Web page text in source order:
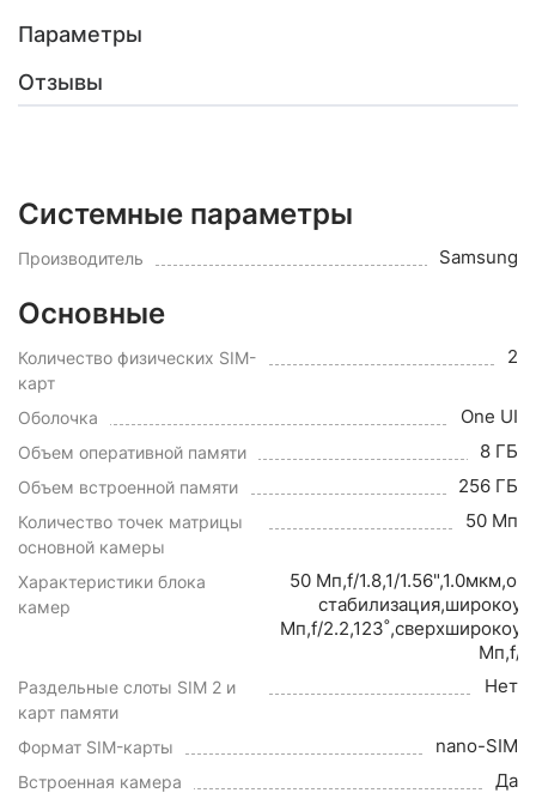
Параметры
Отзывы
Системные параметры
Производитель Samsung
Основные
Количество физических SIM-
карт
2
Оболочка One UI
Объем оперативной памяти 8 ГБ
Объем встроенной памяти 256 ГБ
Количество точек матрицы
основной камеры
50 Мп
Характеристики блока
камер
50 Мп,f/1.8,1/
Мп,f/
Мп,f/
Раздельные слоты SIM 2 и
карт памяти
Нет
Формат SIM-карты nano-SIM
Встроенная камера Да